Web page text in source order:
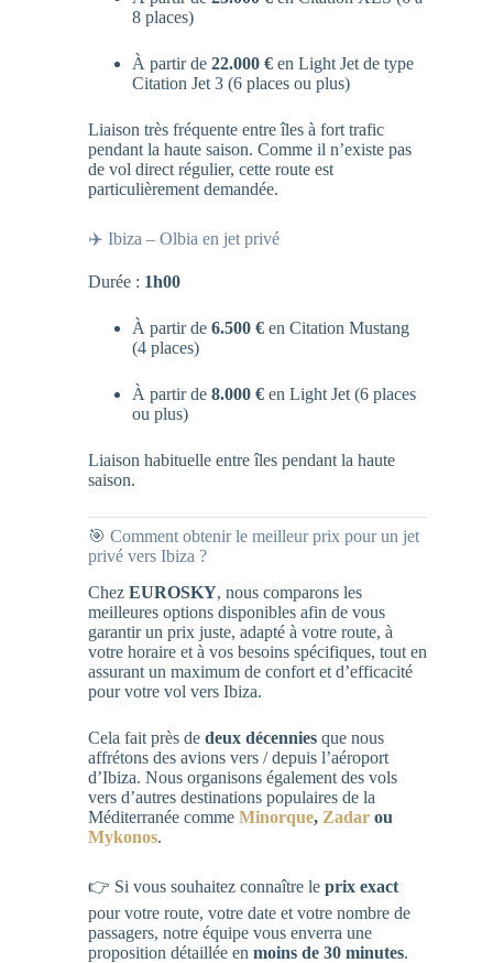
8 places)
À partir de 22.000 € en Light Jet de type
Citation Jet 3 (6 places ou plus)
Liaison très fréquente entre îles à fort trafic
pendant la haute saison. Comme il n’existe pas
de vol direct régulier, cette route est
particulièrement demandée.
✈️ Ibiza – Olbia en jet privé
Durée : 1h00
À partir de 6.500 € en Citation Mustang
(4 places)
À partir de 8.000 € en Light Jet (6 places
ou plus)
Liaison habituelle entre îles pendant la haute
saison.
🎯 Comment obtenir le meilleur prix pour un jet
privé vers Ibiza ?
Chez EUROSKY, nous comparons les
meilleures options disponibles afin de vous
garantir un prix juste, adapté à votre route, à
votre horaire et à vos besoins spécifiques, tout en
assurant un maximum de confort et d’efficacité
pour votre vol vers Ibiza.
Cela fait près de deux décennies que nous
affrétons des avions vers / depuis l’aéroport
d’Ibiza. Nous organisons également des vols
vers d’autres destinations populaires de la
Méditerranée comme Minorque, Zadar ou
Mykonos.
👉 Si vous souhaitez connaître le prix exact
pour votre route, votre date et votre nombre de
passagers, notre équipe vous enverra une
proposition détaillée en moins de 30 minutes.